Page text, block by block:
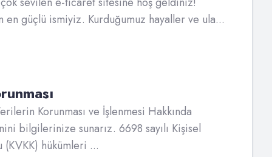
en güçlü ismiyiz. Kurduğumuz hayaller ve ula...
Korunması ve İşlenmesi Hakkında
bilgilerinize sunarız. 6698 sayılı Kişisel
(KVKK) hükümleri ...